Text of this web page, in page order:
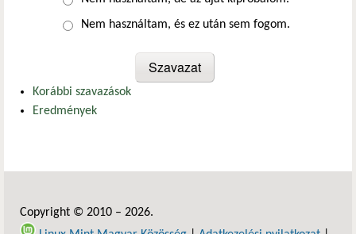
Nem használtam, és ez után sem fogom.
Korábbi szavazások
Eredmények
Copyright © 2010 – 2026.